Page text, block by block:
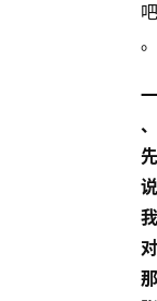
吧
。
一
、
先
说
我
对
那